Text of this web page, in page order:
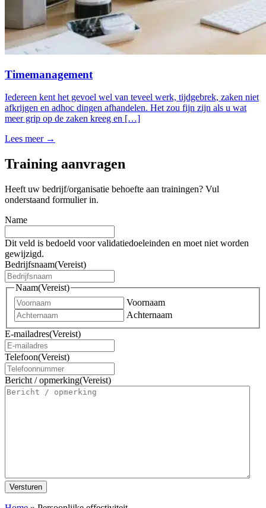
Timemanagement
Iedereen kent het gevoel wel van teveel werk, tijdgebrek, zaken niet
afkrijgen en adhoc dingen afhandelen. Het zou fijn zijn als u wat
meer grip op de zaken kreeg en […]
Lees meer →
Training aanvragen
Heeft uw bedrijf/organisatie behoefte aan trainingen? Vul
onderstaand formulier in.
Name
Dit veld is bedoeld voor validatiedoeleinden en moet niet worden
gewijzigd.
Bedrijfsnaam(Vereist)
Naam(Vereist)
Voornaam
Achternaam
E-mailadres(Vereist)
Telefoon(Vereist)
Bericht / opmerking(Vereist)
Versturen